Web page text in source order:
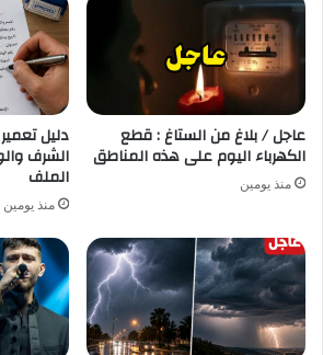
عاجل / بلاغ من الستاغ : قطع
الكهرباء اليوم على هذه المناطق
منذ يومين
دليل
الشرف
الملف
منذ يومين